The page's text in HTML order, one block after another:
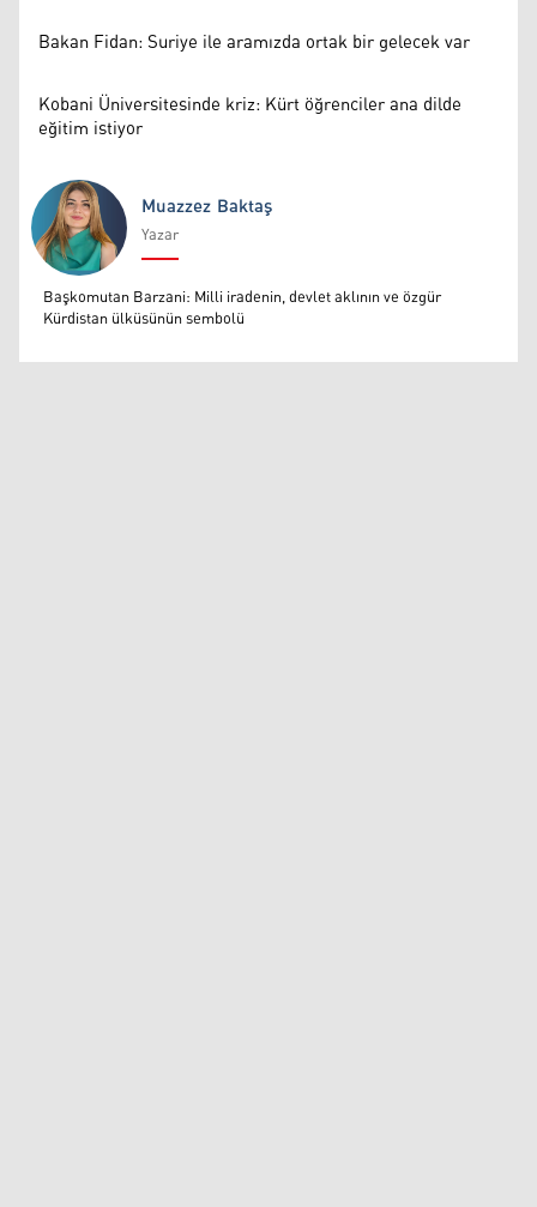
Bakan Fidan: Suriye ile aramızda ortak bir gelecek var
Kobani Üniversitesinde kriz: Kürt öğrenciler ana dilde
eğitim istiyor
Muazzez Baktaş
Muazzez Baktaş
Yazar
Başkomutan Barzani: Milli iradenin, devlet aklının ve özgür
Kürdistan ülküsünün sembolü